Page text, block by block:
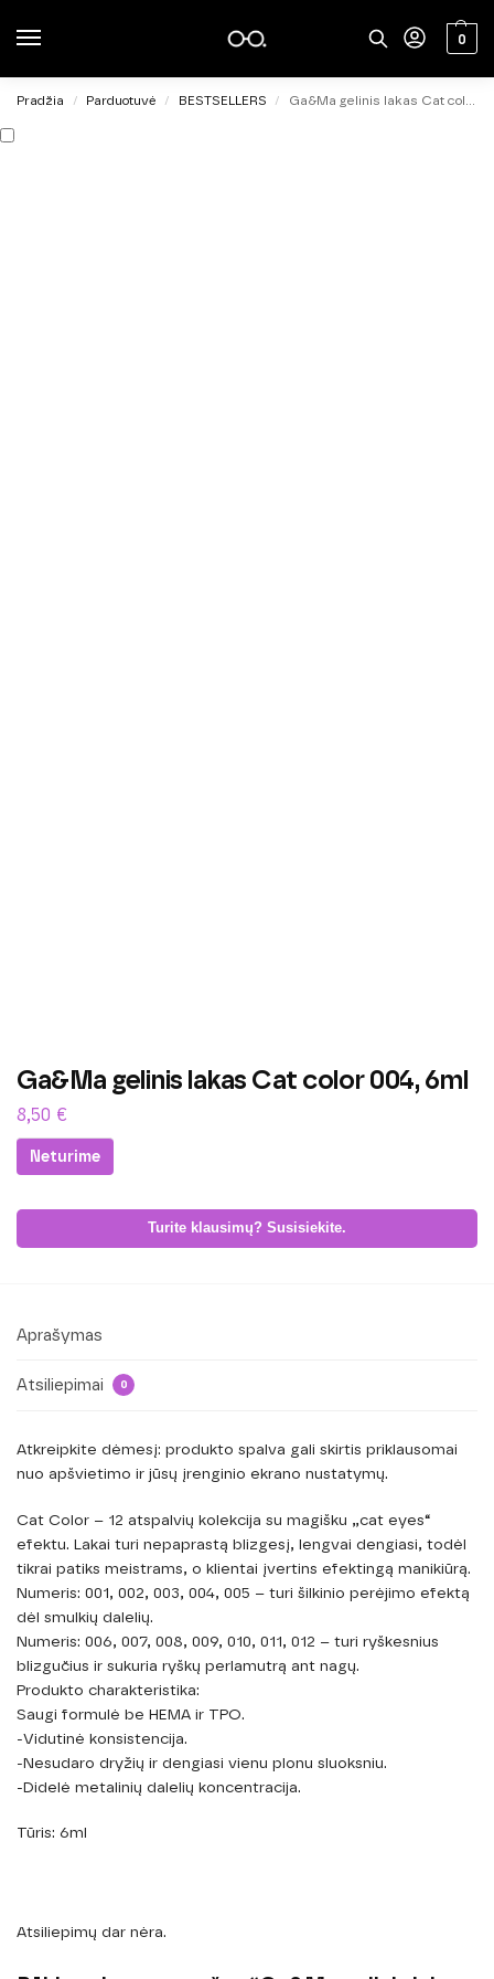
0
Pradžia / Parduotuvė / BESTSELLERS / Ga&Ma gelinis lakas Cat color 004, 6ml
Ga&Ma gelinis lakas Cat color 004, 6ml
8,50 €
Neturime
Turite klausimų? Susisiekite.
Aprašymas
Atsiliepimai 0
Atkreipkite dėmesį: produkto spalva gali skirtis priklausomai
nuo apšvietimo ir jūsų įrenginio ekrano nustatymų.
Cat Color – 12 atspalvių kolekcija su magišku „cat eyes“
efektu. Lakai turi nepaprastą blizgesį, lengvai dengiasi, todėl
tikrai patiks meistrams, o klientai įvertins efektingą manikiūrą.
Numeris: 001, 002, 003, 004, 005 – turi šilkinio perėjimo efektą
dėl smulkių dalelių.
Numeris: 006, 007, 008, 009, 010, 011, 012 – turi ryškesnius
blizgučius ir sukuria ryškų perlamutrą ant nagų.
Produkto charakteristika:
Saugi formulė be HEMA ir TPO.
-Vidutinė konsistencija.
-Nesudaro dryžių ir dengiasi vienu plonu sluoksniu.
-Didelė metalinių dalelių koncentracija.
Tūris: 6ml
Atsiliepimų dar nėra.